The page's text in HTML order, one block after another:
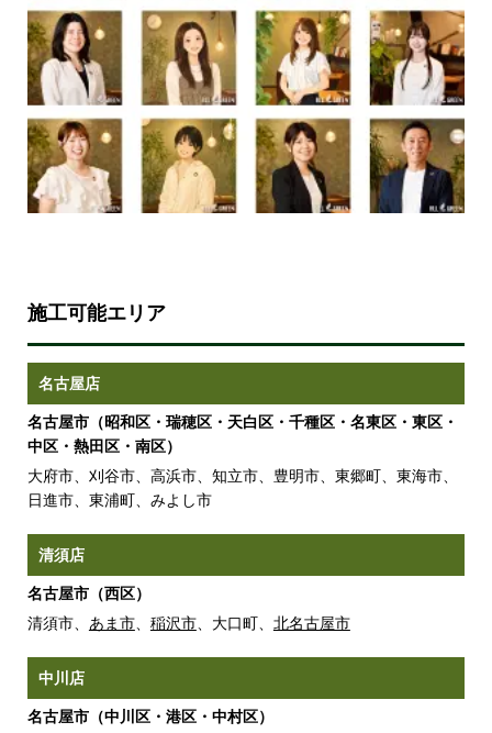
施工可能エリア
名古屋店
名古屋市（昭和区・瑞穂区・天白区・千種区・名東区・東区・
中区・熱田区・南区）
大府市、刈谷市、高浜市、知立市、豊明市、東郷町、東海市、
日進市、東浦町、みよし市
清須店
名古屋市（西区）
清須市、 あま市、 稲沢市、大口町、 北名古屋市
中川店
名古屋市（中川区・港区・中村区）